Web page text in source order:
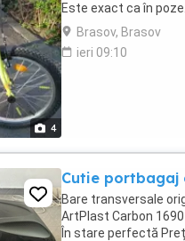
4
Este exact ca în poze.
Brasov, Brasov
ieri 09:10
Cutie portbagaj
Bare transversale
ArtPlast Carbon
În stare perfectă